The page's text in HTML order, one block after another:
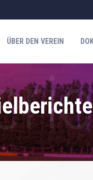
ÜBER DEN VEREIN